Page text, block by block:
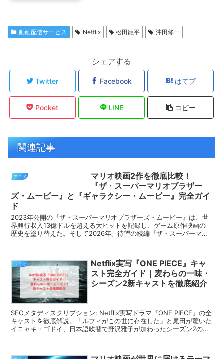
動画配信サービス Netflix 松田龍平 沖田修一
シェアする
Twitter Facebook はてブ
Pocket LINE コピー
関連記事
アニメ
マリオ映画2作を徹底比較！
『ザ・スーパーマリオブラザー
ズ・ムービー』と『ギャラクシー・ムービー』完全ガイ
ド
2023年公開の『ザ・スーパーマリオブラザーズ・ムービー』は、世
界興行収入13億ドルを超える大ヒットを記録し、ゲーム原作映画の
歴史を塗り替えた。そして2026年、待望の続編『ザ・スーパーマリ
ドラマ
Netflix実写『ONE PIECE』キャ
スト完全ガイド｜麦わらの一味・
シーズン2新キャストを徹底紹介
SEOメタディスクリプション: Netflix実写ドラマ『ONE PIECE』の全
キャストを徹底解説。「ルフィがこの世に存在した」と尾田が驚いた
イニャキ・ゴドイ、日本語吹替で野沢雅子が加わったシーズン2の豪